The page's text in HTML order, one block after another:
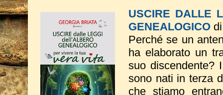
USCIRE DALLE
GENEALOGICO
Perché se un
ha elaborato un
suo discendente?
sono nati in terza
che stiamo